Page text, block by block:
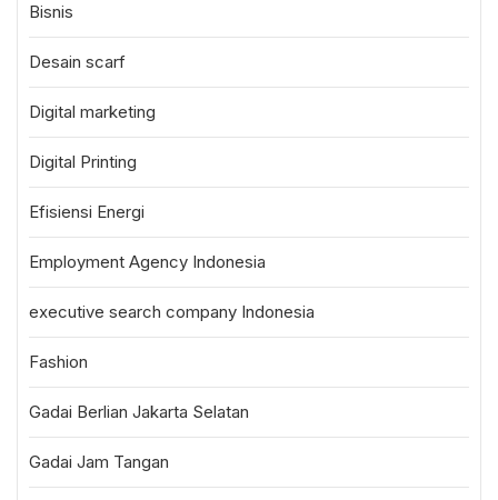
Bisnis
Desain scarf
Digital marketing
Digital Printing
Efisiensi Energi
Employment Agency Indonesia
executive search company Indonesia
Fashion
Gadai Berlian Jakarta Selatan
Gadai Jam Tangan